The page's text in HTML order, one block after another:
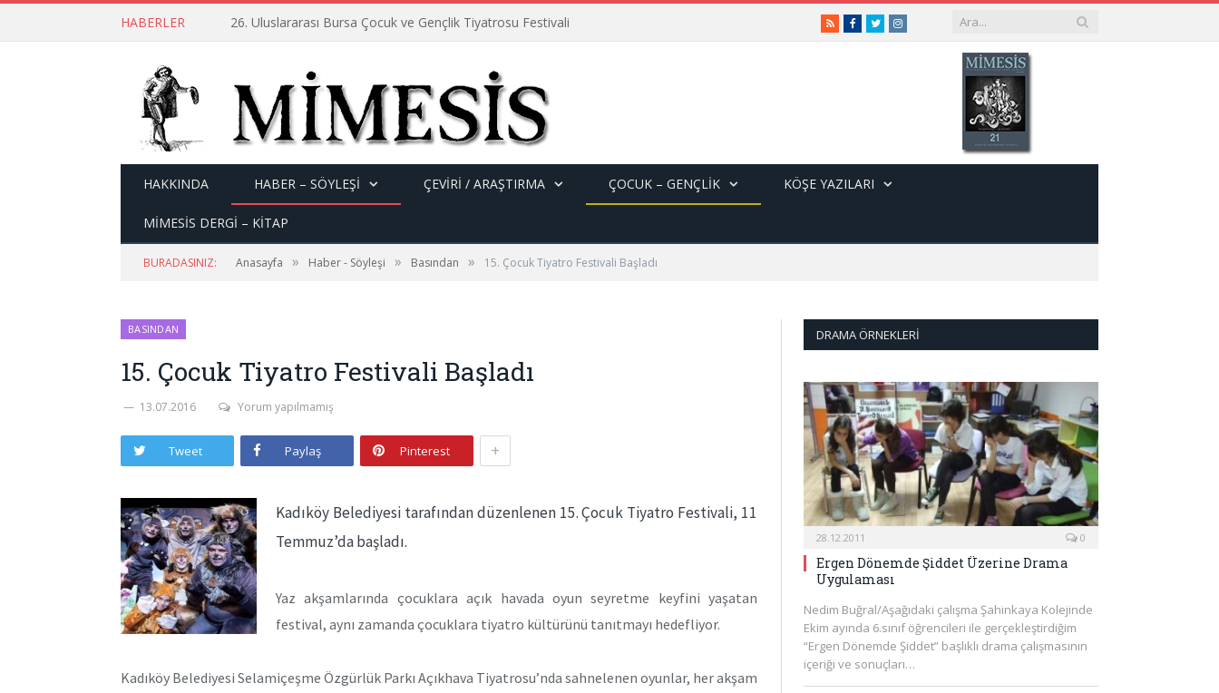
HABERLER 26. Uluslararası Bursa Çocuk ve Gençlik Tiyatrosu Festivali RSSFacebook
TwitterInstagram
HAKKINDA HABER – SÖYLEŞI ÇEVİRİ / ARAŞTIRMA ÇOCUK – GENÇLIK KÖŞE YAZILARI
MİMESİS DERGİ – KİTAP
BURADASINIZ: Anasayfa » Haber - Söyleşi » Basından » 15. Çocuk Tiyatro Festivali Başladı
BASINDAN
15. Çocuk Tiyatro Festivali Başladı
13.07.2016 Yorum yapılmamış
Tweet Paylaş Pinterest +
Kadıköy Belediyesi tarafından düzenlenen 15. Çocuk Tiyatro Festivali, 11
Temmuz’da başladı.
Yaz akşamlarında çocuklara açık havada oyun seyretme keyfini yaşatan
festival, aynı zamanda çocuklara tiyatro kültürünü tanıtmayı hedefliyor.
Kadıköy Belediyesi Selamiçeşme Özgürlük Parkı Açıkhava Tiyatrosu’nda sahnelenen oyunlar, her akşam
DRAMA ÖRNEKLERI
28.12.2011 0
Ergen Dönemde Şiddet Üzerine Drama
Uygulaması
Nedim Buğral/Aşağıdaki çalışma Şahinkaya Kolejinde
Ekim ayında 6.sınıf öğrencileri ile gerçekleştirdiğim
“Ergen Dönemde Şiddet” başlıklı drama çalışmasının
içeriği ve sonuçları…